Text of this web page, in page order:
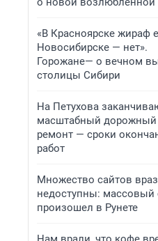
«В Красноярске жираф
Новосибирске — нет».
Горожане— о вечном
столицы Сибири
На Петухова
масштабный дорожный
ремонт — сроки
работ
Множество сайтов
недоступны: массовый
произошел в Рунете